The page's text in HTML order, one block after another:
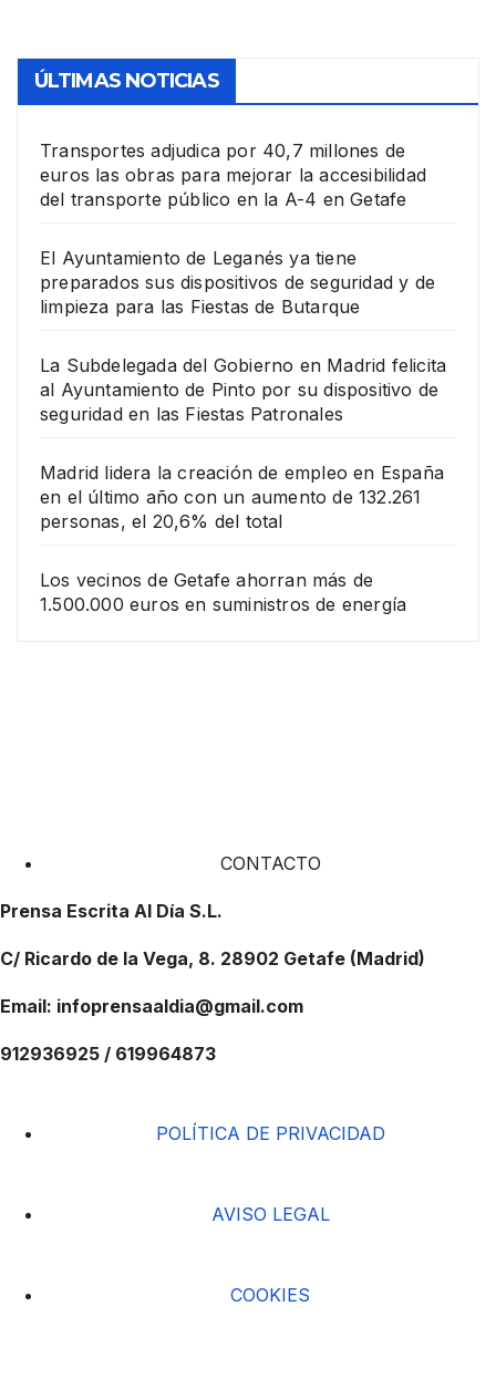
ÚLTIMAS NOTICIAS
Transportes adjudica por 40,7 millones de
euros las obras para mejorar la accesibilidad
del transporte público en la A-4 en Getafe
El Ayuntamiento de Leganés ya tiene
preparados sus dispositivos de seguridad y de
limpieza para las Fiestas de Butarque
La Subdelegada del Gobierno en Madrid felicita
al Ayuntamiento de Pinto por su dispositivo de
seguridad en las Fiestas Patronales
Madrid lidera la creación de empleo en España
en el último año con un aumento de 132.261
personas, el 20,6% del total
Los vecinos de Getafe ahorran más de
1.500.000 euros en suministros de energía
CONTACTO
Prensa Escrita Al Día S.L.
C/ Ricardo de la Vega, 8. 28902 Getafe (Madrid)
Email: infoprensaaldia@gmail.com
912936925 / 619964873
POLÍTICA DE PRIVACIDAD
AVISO LEGAL
COOKIES